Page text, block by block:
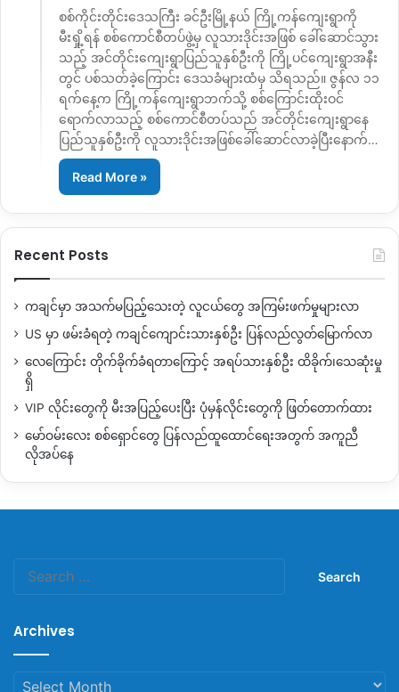
စစ်ကိုင်းတိုင်းဒေသကြီး ခင်ဦးမြို့နယ် ကြို့ကန်ကျေးရွာကို
မီးရှို့ရန် စစ်ကောင်စီတပ်ဖွဲ့မှ လူသားဒိုင်းအဖြစ် ခေါ်ဆောင်သွား
သည့် အင်တိုင်းကျေးရွာပြည်သူနှစ်ဦးကို ကြို့ပင်ကျေးရွာအနီး
တွင် ပစ်သတ်ခဲ့ကြောင်း ဒေသခံများထံမှ သိရသည်။ ဇွန်လ ၁၁
ရက်နေ့က ကြို့ကန်ကျေးရွာဘက်သို့ စစ်ကြောင်းထိုးဝင်
ရောက်လာသည့် စစ်ကောင်စီတပ်သည် အင်တိုင်းကျေးရွာနေ
ပြည်သူနှစ်ဦးကို လူသားဒိုင်းအဖြစ်ခေါ်ဆောင်လာခဲ့ပြီးနောက်…
Read More »
Recent Posts
ကချင်မှာ အသက်မပြည့်သေးတဲ့ လူငယ်တွေ အကြမ်းဖက်မှုများလာ
US မှာ ဖမ်းခံရတဲ့ ကချင်ကျောင်းသားနှစ်ဦး ပြန်လည်လွတ်မြောက်လာ
လေကြောင်း တိုက်ခိုက်ခံရတာကြောင့် အရပ်သားနှစ်ဦး ထိခိုက်၊သေဆုံးမှု
ရှိ
VIP လိုင်းတွေကို မီးအပြည့်ပေးပြီး ပုံမှန်လိုင်းတွေကို ဖြတ်တောက်ထား
မော်ဝမ်းလေး စစ်ရှောင်တွေ ပြန်လည်ထူထောင်ရေးအတွက် အကူညီ
လိုအပ်နေ
Archives
Archives